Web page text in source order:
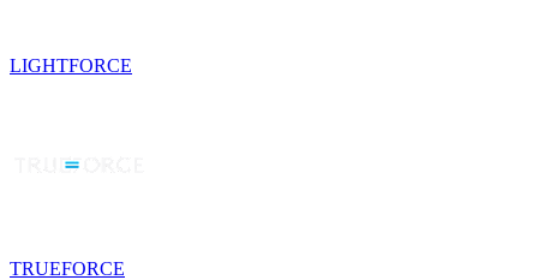
LIGHTFORCE
TRUEFORCE